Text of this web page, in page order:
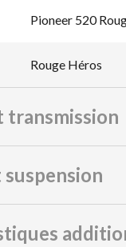
Pioneer 520
Rouge Héros
transmission
suspension